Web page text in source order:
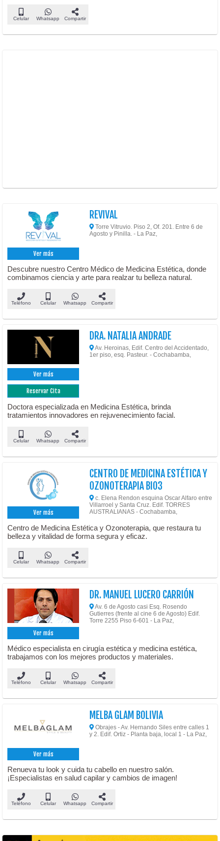
Celular Whatsapp Compartir
Ver más
REVIVAL
Torre Vitruvio. Piso 2, Of. 201. Entre 6 de
Agosto y Pinilla. - La Paz,
Descubre nuestro Centro Médico de Medicina Estética, donde
combinamos ciencia y arte para realzar tu belleza natural.
Teléfono Celular Whatsapp Compartir
Ver más
Reservar Cita
DRA. NATALIA ANDRADE
Av. Heroinas, Edif. Centro del Accidentado,
1er piso, esq. Pasteur. - Cochabamba,
Doctora especializada en Medicina Estética, brinda
tratamientos innovadores en rejuvenecimiento facial.
Celular Whatsapp Compartir
Ver más
CENTRO DE MEDICINA ESTÉTICA Y
OZONOTERAPIA BIO3
c. Elena Rendon esquina Oscar Alfaro entre
Villarroel y Santa Cruz. Edif. TORRES
AUSTRALIANAS - Cochabamba,
Centro de Medicina Estética y Ozonoterapia, que restaura tu
belleza y vitalidad de forma segura y eficaz.
Celular Whatsapp Compartir
Ver más
DR. MANUEL LUCERO CARRIÓN
Av. 6 de Agosto casi Esq. Rosendo
Gutierres (frente al cine 6 de Agosto) Edif.
Torre 2255 Piso 6-601 - La Paz,
Médico especialista en cirugía estética y medicina estética,
trabajamos con los mejores productos y materiales.
Teléfono Celular Whatsapp Compartir
Ver más
MELBA GLAM BOLIVIA
Obrajes - Av. Hernando Siles entre calles 1
y 2. Edif. Ortiz - Planta baja, local 1 - La Paz,
Renueva tu look y cuida tu cabello en nuestro salón.
¡Especialistas en salud capilar y cambios de imagen!
Teléfono Celular Whatsapp Compartir